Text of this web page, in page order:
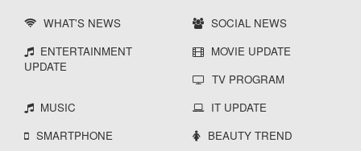
WHAT'S NEWS
SOCIAL NEWS
ENTERTAINMENT
UPDATE
MOVIE UPDATE
TV PROGRAM
MUSIC
IT UPDATE
SMARTPHONE
BEAUTY TREND